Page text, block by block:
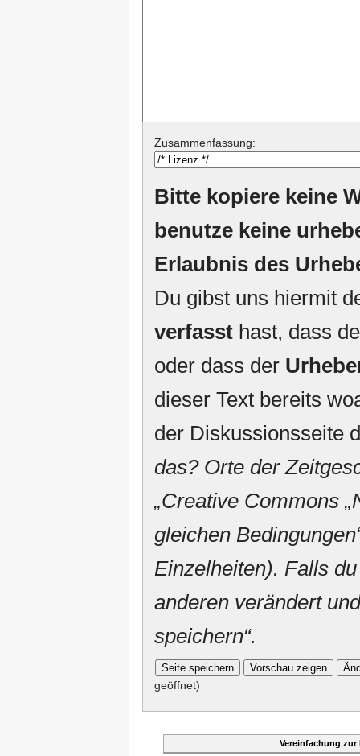
Zusammenfassung:
Bitte kopiere keine
benutze keine
Erlaubnis des
Du gibst uns hiermit
verfasst hast, dass
oder dass der
dieser Text bereits
der Diskussionsseite
das? Orte der
„Creative Commons
gleichen
Einzelheiten). Falls
anderen verändert
speichern“.
geöffnet)
Vereinfachung